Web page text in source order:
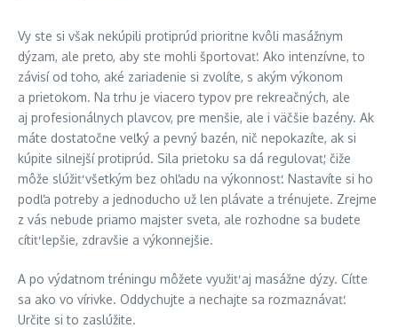
Vy ste si však nekúpili protiprúd prioritne kvôli masážnym
dýzam, ale preto, aby ste mohli športovať. Ako intenzívne, to
závisí od toho, aké zariadenie si zvolíte, s akým výkonom
a prietokom. Na trhu je viacero typov pre rekreačných, ale
aj profesionálnych plavcov, pre menšie, ale i väčšie bazény. Ak
máte dostatočne veľký a pevný bazén, nič nepokazíte, ak si
kúpite silnejší protiprúd. Sila prietoku sa dá regulovať, čiže
môže slúžiť všetkým bez ohľadu na výkonnosť. Nastavíte si ho
podľa potreby a jednoducho už len plávate a trénujete. Zrejme
z vás nebude priamo majster sveta, ale rozhodne sa budete
cítiť lepšie, zdravšie a výkonnejšie.
A po výdatnom tréningu môžete využiť aj masážne dýzy. Cíťte
sa ako vo vírivke. Oddychujte a nechajte sa rozmaznávať.
Určite si to zaslúžite.